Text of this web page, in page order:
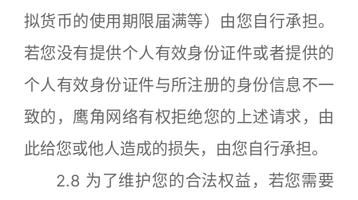
拟货币的使用期限届满等）由您自行承担。
若您没有提供个人有效身份证件或者提供的
个人有效身份证件与所注册的身份信息不一
致的，鹰角网络有权拒绝您的上述请求，由
此给您或他人造成的损失，由您自行承担。
2.8 为了维护您的合法权益，若您需要